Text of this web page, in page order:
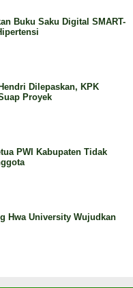
Buku Saku Digital SMART-
Dilepaskan, KPK
Proyek
PWI Kabupaten Tidak
Hwa University Wujudkan